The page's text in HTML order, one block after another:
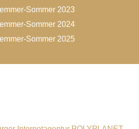
Sommer 2023
Sommer 2024
Sommer 2025